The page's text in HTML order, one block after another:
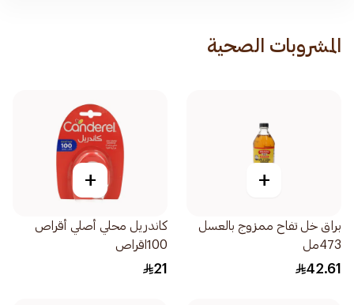
المشروبات الصحية
+
براق خل تفاح ممزوج بالعسل
473مل
42.61
+
كاندريل محلي أصلي أقراص
100اقراص
21